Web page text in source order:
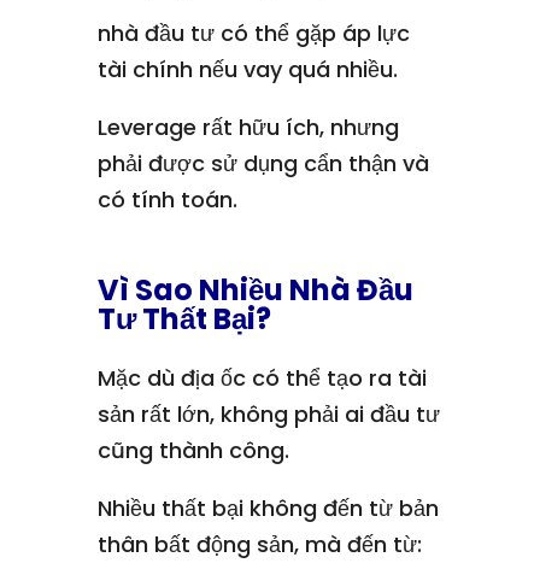
nhà đầu tư có thể gặp áp lực
tài chính nếu vay quá nhiều.
Leverage rất hữu ích, nhưng
phải được sử dụng cẩn thận và
có tính toán.
Vì Sao Nhiều Nhà Đầu
Tư Thất Bại?
Mặc dù địa ốc có thể tạo ra tài
sản rất lớn, không phải ai đầu tư
cũng thành công.
Nhiều thất bại không đến từ bản
thân bất động sản, mà đến từ: